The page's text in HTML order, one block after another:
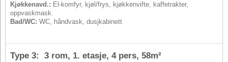
Kjøkkenavd.: El-komfyr, kjøl/frys, kjøkkenvifte, kaffetrakter,
oppvaskmask.
Bad/WC: WC, håndvask, dusjkabinett
Type 3: 3 rom, 1. etasje, 4 pers, 58m²